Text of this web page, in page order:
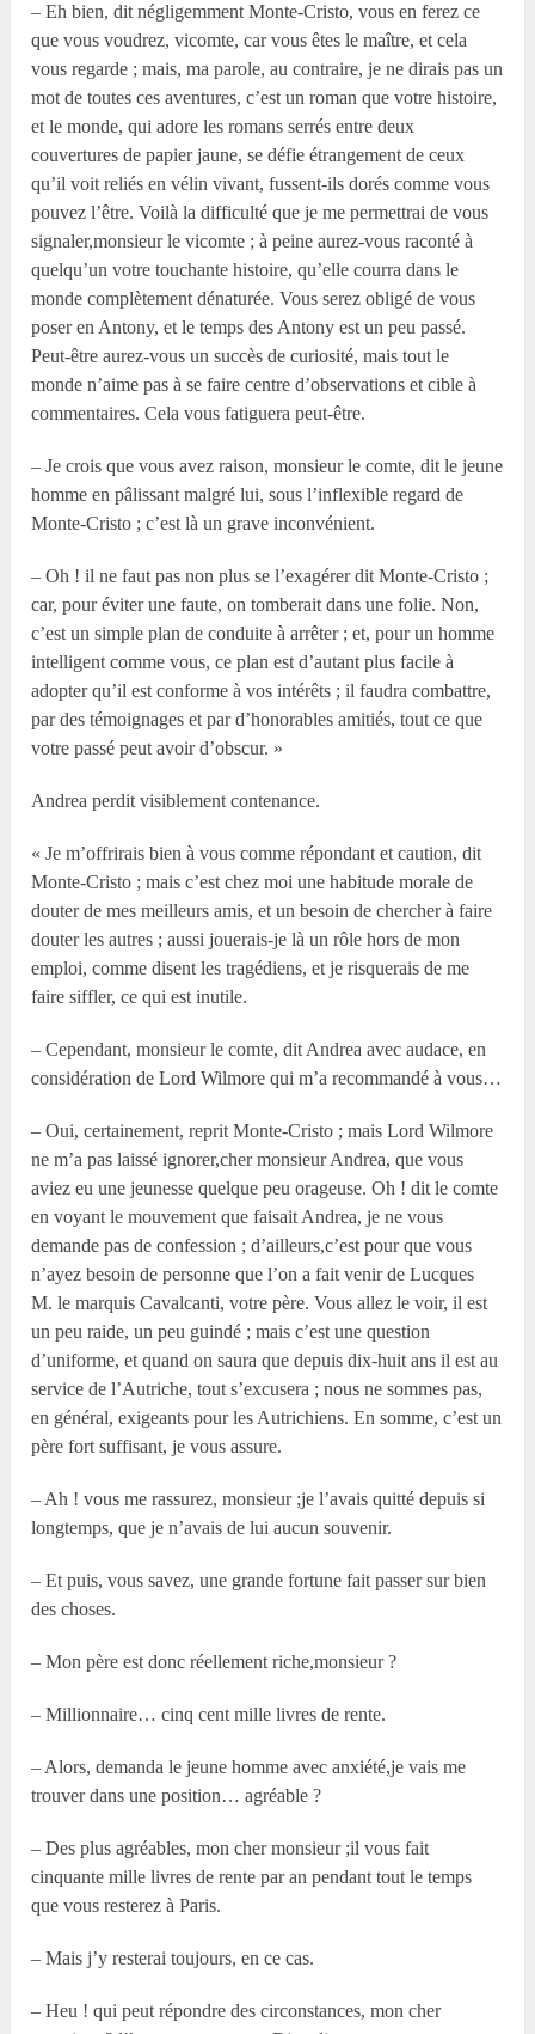
– Eh bien, dit négligemment Monte-Cristo, vous en ferez ce
que vous voudrez, vicomte, car vous êtes le maître, et cela
vous regarde ; mais, ma parole, au contraire, je ne dirais pas un
mot de toutes ces aventures, c’est un roman que votre histoire,
et le monde, qui adore les romans serrés entre deux
couvertures de papier jaune, se défie étrangement de ceux
qu’il voit reliés en vélin vivant, fussent-ils dorés comme vous
pouvez l’être. Voilà la difficulté que je me permettrai de vous
signaler,monsieur le vicomte ; à peine aurez-vous raconté à
quelqu’un votre touchante histoire, qu’elle courra dans le
monde complètement dénaturée. Vous serez obligé de vous
poser en Antony, et le temps des Antony est un peu passé.
Peut-être aurez-vous un succès de curiosité, mais tout le
monde n’aime pas à se faire centre d’observations et cible à
commentaires. Cela vous fatiguera peut-être.
– Je crois que vous avez raison, monsieur le comte, dit le jeune
homme en pâlissant malgré lui, sous l’inflexible regard de
Monte-Cristo ; c’est là un grave inconvénient.
– Oh ! il ne faut pas non plus se l’exagérer dit Monte-Cristo ;
car, pour éviter une faute, on tomberait dans une folie. Non,
c’est un simple plan de conduite à arrêter ; et, pour un homme
intelligent comme vous, ce plan est d’autant plus facile à
adopter qu’il est conforme à vos intérêts ; il faudra combattre,
par des témoignages et par d’honorables amitiés, tout ce que
votre passé peut avoir d’obscur. »
Andrea perdit visiblement contenance.
« Je m’offrirais bien à vous comme répondant et caution, dit
Monte-Cristo ; mais c’est chez moi une habitude morale de
douter de mes meilleurs amis, et un besoin de chercher à faire
douter les autres ; aussi jouerais-je là un rôle hors de mon
emploi, comme disent les tragédiens, et je risquerais de me
faire siffler, ce qui est inutile.
– Cependant, monsieur le comte, dit Andrea avec audace, en
considération de Lord Wilmore qui m’a recommandé à vous…
– Oui, certainement, reprit Monte-Cristo ; mais Lord Wilmore
ne m’a pas laissé ignorer,cher monsieur Andrea, que vous
aviez eu une jeunesse quelque peu orageuse. Oh ! dit le comte
en voyant le mouvement que faisait Andrea, je ne vous
demande pas de confession ; d’ailleurs,c’est pour que vous
n’ayez besoin de personne que l’on a fait venir de Lucques
M. le marquis Cavalcanti, votre père. Vous allez le voir, il est
un peu raide, un peu guindé ; mais c’est une question
d’uniforme, et quand on saura que depuis dix-huit ans il est au
service de l’Autriche, tout s’excusera ; nous ne sommes pas,
en général, exigeants pour les Autrichiens. En somme, c’est un
père fort suffisant, je vous assure.
– Ah ! vous me rassurez, monsieur ;je l’avais quitté depuis si
longtemps, que je n’avais de lui aucun souvenir.
– Et puis, vous savez, une grande fortune fait passer sur bien
des choses.
– Mon père est donc réellement riche,monsieur ?
– Millionnaire… cinq cent mille livres de rente.
– Alors, demanda le jeune homme avec anxiété,je vais me
trouver dans une position… agréable ?
– Des plus agréables, mon cher monsieur ;il vous fait
cinquante mille livres de rente par an pendant tout le temps
que vous resterez à Paris.
– Mais j’y resterai toujours, en ce cas.
– Heu ! qui peut répondre des circonstances, mon cher